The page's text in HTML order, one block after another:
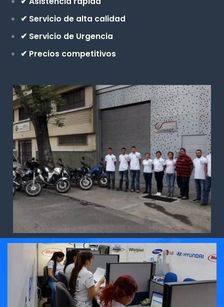
✔ Servicio de alta calidad
✔ Servicio de Urgencia
✔ Precios competitivos